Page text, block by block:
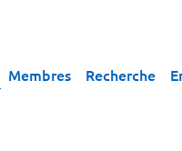
Membres Recherche